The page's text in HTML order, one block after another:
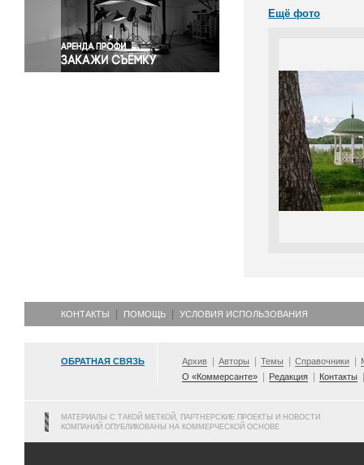
Экология
Экономика и бизнес
Ещё фото
КОНТАКТЫ ПОМОЩЬ УСЛОВИЯ ИСПОЛЬЗОВАНИЯ
ОБРАТНАЯ СВЯЗЬ Архив Авторы Темы Справочники
О «Коммерсанте»
Редакция Контакты
МАТЕРИАЛЫ С ТАКОЙ МЕТКОЙ, ПАРТНЕРСКИЕ ПРОЕКТЫ И НОВОСТИ
КОМПАНИЙ ОПУБЛИКОВАНЫ НА КОММЕРЧЕСКОЙ ОСНОВЕ